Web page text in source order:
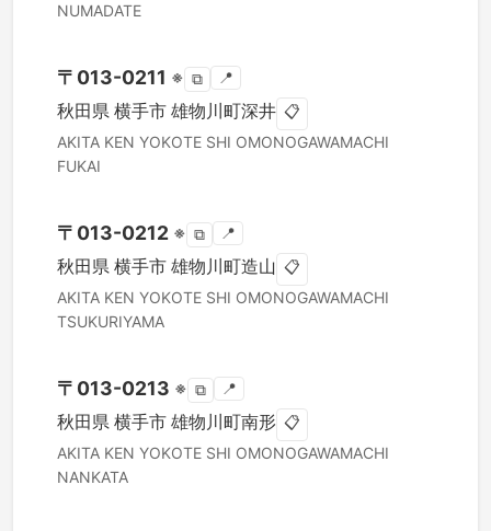
NUMADATE
〒 013-0211 ※ ⧉ 📍
秋田県 横手市 雄物川町深井 📋
AKITA KEN YOKOTE SHI OMONOGAWAMACHI
FUKAI
〒 013-0212 ※ ⧉ 📍
秋田県 横手市 雄物川町造山 📋
AKITA KEN YOKOTE SHI OMONOGAWAMACHI
TSUKURIYAMA
〒 013-0213 ※ ⧉ 📍
秋田県 横手市 雄物川町南形 📋
AKITA KEN YOKOTE SHI OMONOGAWAMACHI
NANKATA